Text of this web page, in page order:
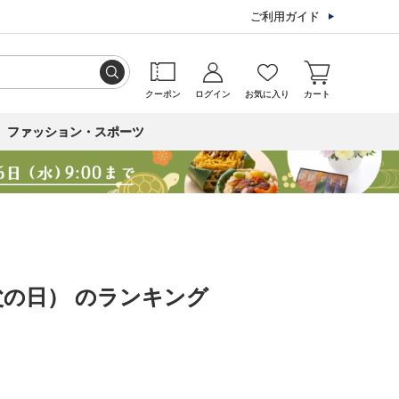
ご利用ガイド
クーポン ログイン お気に入り カート
ファッション・スポーツ
日） のランキング